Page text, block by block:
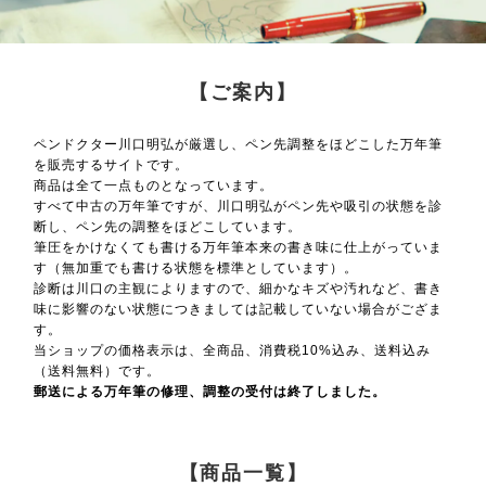
【ご案内】
ペンドクター川口明弘が厳選し、ペン先調整をほどこした万年筆
を販売するサイトです。
商品は全て一点ものとなっています。
すべて中古の万年筆ですが、川口明弘がペン先や吸引の状態を診
断し、ペン先の調整をほどこしています。
筆圧をかけなくても書ける万年筆本来の書き味に仕上がっていま
す（無加重でも書ける状態を標準としています）。
診断は川口の主観によりますので、細かなキズや汚れなど、書き
味に影響のない状態につきましては記載していない場合がござま
す。
当ショップの価格表示は、全商品、消費税10%込み、送料込み
（送料無料）です。
郵送による万年筆の修理、調整の受付は終了しました。
【商品一覧】